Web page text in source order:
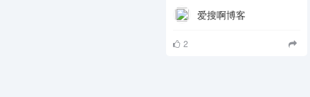
爱搜啊博客
2